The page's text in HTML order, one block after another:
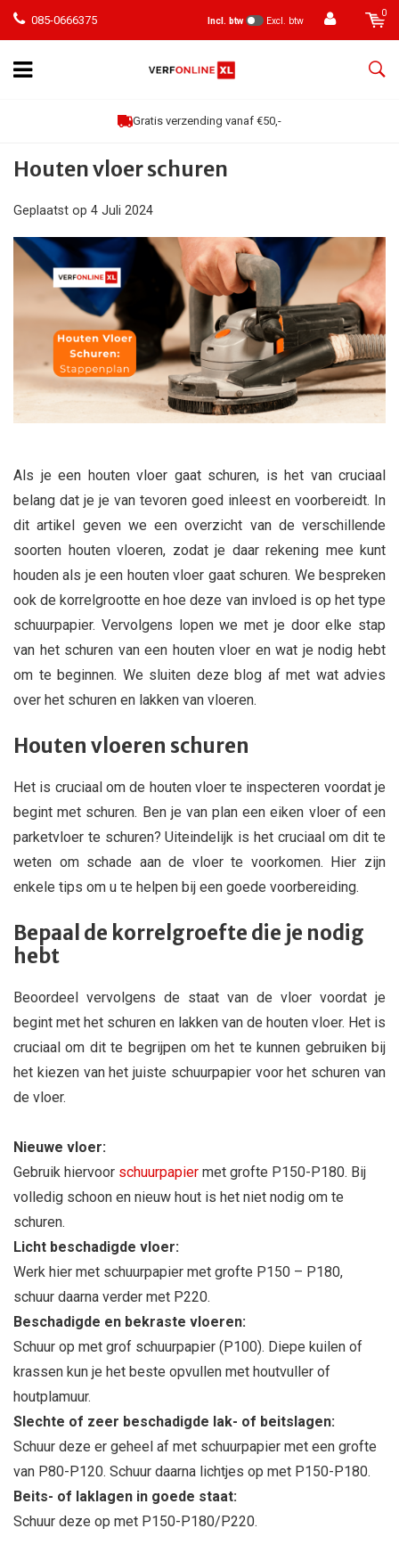
085-0666375 Incl. btw Excl. btw
0
Houten vloer schuren
Geplaatst op 4 Juli 2024
Als je een houten vloer gaat schuren, is het van cruciaal
belang dat je je van tevoren goed inleest en voorbereidt. In
dit artikel geven we een overzicht van de verschillende
soorten houten vloeren, zodat je daar rekening mee kunt
houden als je een houten vloer gaat schuren. We bespreken
ook de korrelgrootte en hoe deze van invloed is op het type
schuurpapier. Vervolgens lopen we met je door elke stap
van het schuren van een houten vloer en wat je nodig hebt
om te beginnen. We sluiten deze blog af met wat advies
over het schuren en lakken van vloeren.
Houten vloeren schuren
Het is cruciaal om de houten vloer te inspecteren voordat je
begint met schuren. Ben je van plan een eiken vloer of een
parketvloer te schuren? Uiteindelijk is het cruciaal om dit te
weten om schade aan de vloer te voorkomen. Hier zijn
enkele tips om u te helpen bij een goede voorbereiding.
Bepaal de korrelgroefte die je nodig
hebt
Beoordeel vervolgens de staat van de vloer voordat je
begint met het schuren en lakken van de houten vloer. Het is
cruciaal om dit te begrijpen om het te kunnen gebruiken bij
het kiezen van het juiste schuurpapier voor het schuren van
de vloer.
Nieuwe vloer:
Gebruik hiervoor schuurpapier met grofte P150-P180. Bij
volledig schoon en nieuw hout is het niet nodig om te
schuren.
Licht beschadigde vloer:
Werk hier met schuurpapier met grofte P150 – P180,
schuur daarna verder met P220.
Beschadigde en bekraste vloeren:
Schuur op met grof schuurpapier (P100). Diepe kuilen of
krassen kun je het beste opvullen met houtvuller of
houtplamuur.
Slechte of zeer beschadigde lak- of beitslagen:
Schuur deze er geheel af met schuurpapier met een grofte
van P80-P120. Schuur daarna lichtjes op met P150-P180.
Beits- of laklagen in goede staat:
Schuur deze op met P150-P180/P220.